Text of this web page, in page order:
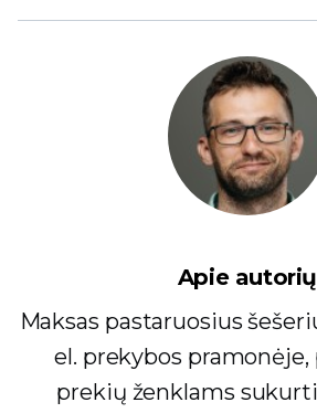
Apie autorių
Maksas pastaruosius
el. prekybos pramonėje,
prekių ženklams